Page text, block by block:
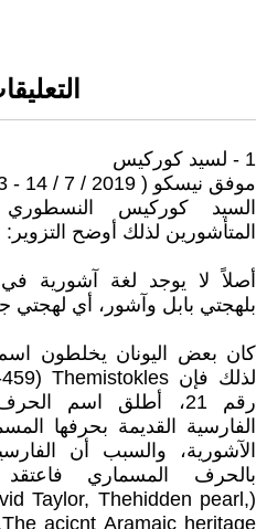
1 - لسيد كوركيس
موفق نيسكو ( 2019 / 7 / 14 - 22:53 )
السيد كوركيس النسطوري
المتأشورين لذلك أوضح التزوير:
أصلاً لا يوجد لغة آشورية في
بلهجتي بابل وآشور، أي لهجتي
كان بعض اليونان يخلطون
رقم 21، أطلق اسم
الفارسية القديمة بحرفها
الآشورية، والسبب أن
بالحرف المسماري
Taylor, Thehidden pearl,